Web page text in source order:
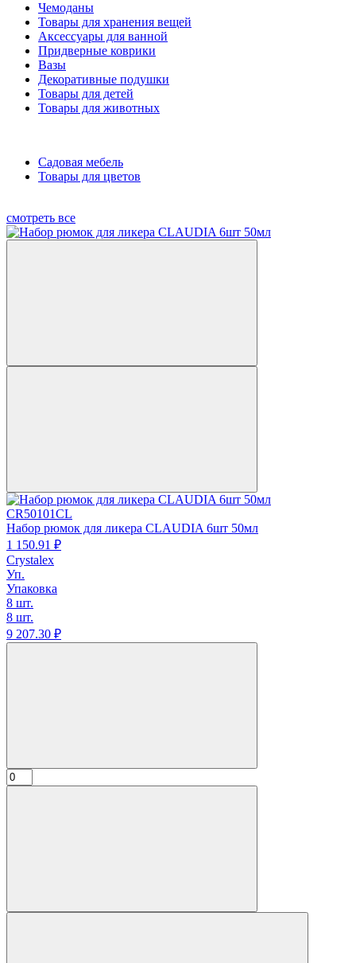
Чемоданы
Товары для хранения вещей
Аксессуары для ванной
Придверные коврики
Вазы
Декоративные подушки
Товары для детей
Товары для животных
Садовая мебель
Товары для цветов
смотреть все
CR50101CL
Набор рюмок для ликера CLAUDIA 6шт 50мл
1 150.91 ₽
Crystalex
Уп.
Упаковка
8 шт.
8 шт.
9 207.30 ₽